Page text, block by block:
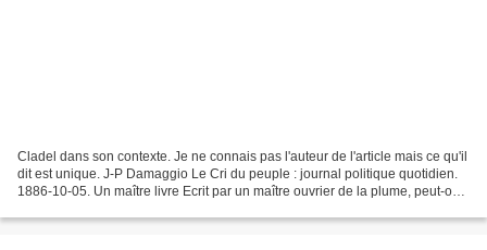
Cladel dans son contexte. Je ne connais pas l'auteur de l'article mais ce qu'il
dit est unique. J-P Damaggio Le Cri du peuple : journal politique quotidien.
1886-10-05. Un maître livre Ecrit par un maître ouvrier de la plume, peut-on